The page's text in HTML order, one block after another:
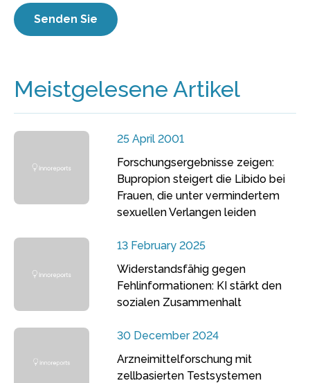
Meistgelesene Artikel
25 April 2001
Forschungsergebnisse zeigen:
Bupropion steigert die Libido bei
Frauen, die unter vermindertem
sexuellen Verlangen leiden
13 February 2025
Widerstandsfähig gegen
Fehlinformationen: KI stärkt den
sozialen Zusammenhalt
30 December 2024
Arzneimittelforschung mit
zellbasierten Testsystemen